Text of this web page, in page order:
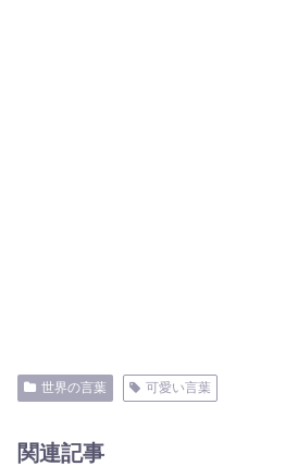
世界の言葉 可愛い言葉
関連記事